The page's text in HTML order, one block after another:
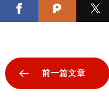
前一篇文章